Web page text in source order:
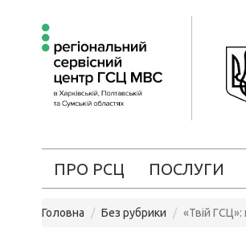
ПРО РСЦ ПОСЛУГИ
Головна Без рубрики «Твій